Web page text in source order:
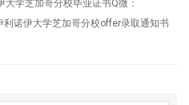
学芝加哥分校毕业证书Q微：
诺伊大学芝加哥分校offer录取通知书